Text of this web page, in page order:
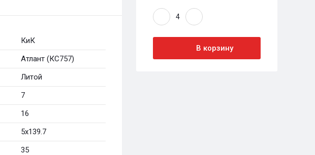
КиК
Атлант (КС757)
Литой
7
16
5x139.7
35
В корзину